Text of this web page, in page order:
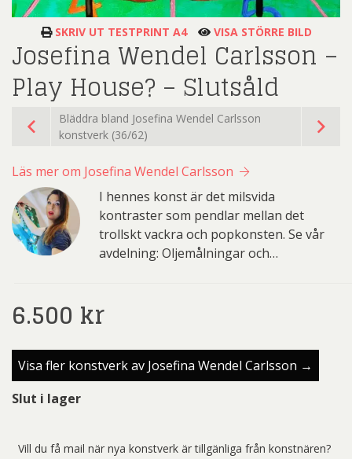
SKRIV UT TESTPRINT A4 VISA STÖRRE BILD
Josefina Wendel Carlsson –
Play House? – Slutsåld
Bläddra bland Josefina Wendel Carlsson
konstverk (36/62)
Läs mer om Josefina Wendel Carlsson
I hennes konst är det milsvida
kontraster som pendlar mellan det
trollskt vackra och popkonsten. Se vår
avdelning: Oljemålningar och…
6.500 kr
Visa fler konstverk av Josefina Wendel Carlsson →
Slut i lager
Vill du få mail när nya konstverk är tillgänliga från konstnären?